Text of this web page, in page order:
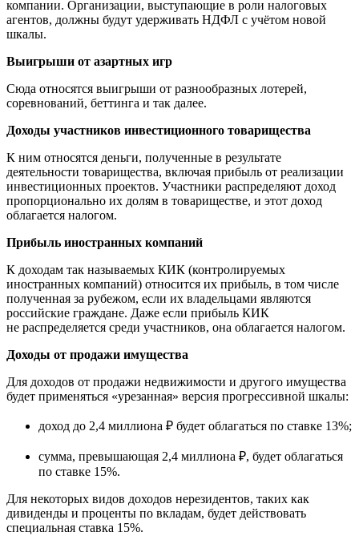
компании. Организации, выступающие в роли налоговых
агентов, должны будут удерживать НДФЛ с учётом новой
шкалы.
Выигрыши от азартных игр
Сюда относятся выигрыши от разнообразных лотерей,
соревнований, беттинга и так далее.
Доходы участников инвестиционного товарищества
К ним относятся деньги, полученные в результате
деятельности товарищества, включая прибыль от реализации
инвестиционных проектов. Участники распределяют доход
пропорционально их долям в товариществе, и этот доход
облагается налогом.
Прибыль иностранных компаний
К доходам так называемых КИК (контролируемых
иностранных компаний) относится их прибыль, в том числе
полученная за рубежом, если их владельцами являются
российские граждане. Даже если прибыль КИК
не распределяется среди участников, она облагается налогом.
Доходы от продажи имущества
Для доходов от продажи недвижимости и другого имущества
будет применяться «урезанная» версия прогрессивной шкалы:
доход до 2,4 миллиона ₽ будет облагаться по ставке 13%;
сумма, превышающая 2,4 миллиона ₽, будет облагаться
по ставке 15%.
Для некоторых видов доходов нерезидентов, таких как
дивиденды и проценты по вкладам, будет действовать
специальная ставка 15%.